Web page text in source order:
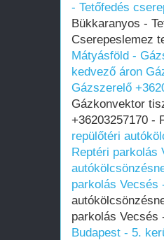
- Tetőfedés
Bükkaranyos -
Cserepeslemez
Mátyásföld -
kedvező áron
Gázszerelő
Gázkonvektor
+36203257170 -
repülőtéri
Reptéri parkolás
parkolás Vecsés
parkolás Vecsés
Budapest - 5.